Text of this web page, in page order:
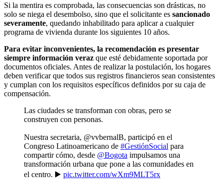
Si la mentira es comprobada, las consecuencias son drásticas, no
solo se niega el desembolso, sino que el solicitante es sancionado
severamente, quedando inhabilitado para aplicar a cualquier
programa de vivienda durante los siguientes 10 años.
Para evitar inconvenientes, la recomendación es presentar
siempre información veraz que esté debidamente soportada por
documentos oficiales. Antes de realizar la postulación, los hogares
deben verificar que todos sus registros financieros sean consistentes
y cumplan con los requisitos específicos definidos por su caja de
compensación.
Las ciudades se transforman con obras, pero se
construyen con personas.
Nuestra secretaria, @vvbernalB, participó en el
Congreso Latinoamericano de #GestiónSocial para
compartir cómo, desde @Bogota impulsamos una
transformación urbana que pone a las comunidades en
el centro. ▶️ pic.twitter.com/wXm9MLT5rx